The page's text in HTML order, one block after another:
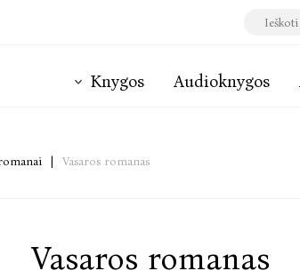
Knygos Audioknygos
Vasaros romanas
Vasaros romanas